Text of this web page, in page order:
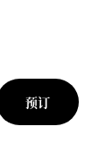
预订